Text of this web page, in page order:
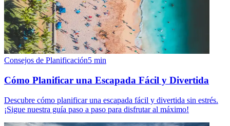
Consejos de Planificación5 min
Cómo Planificar una Escapada Fácil y Divertida
Descubre cómo planificar una escapada fácil y divertida sin estrés.
¡Sigue nuestra guía paso a paso para disfrutar al máximo!